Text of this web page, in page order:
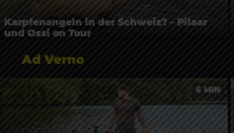
Karpfenangeln in der Schweiz? – Pilaar
und Ossi on Tour
Ad Verno
6 MIN